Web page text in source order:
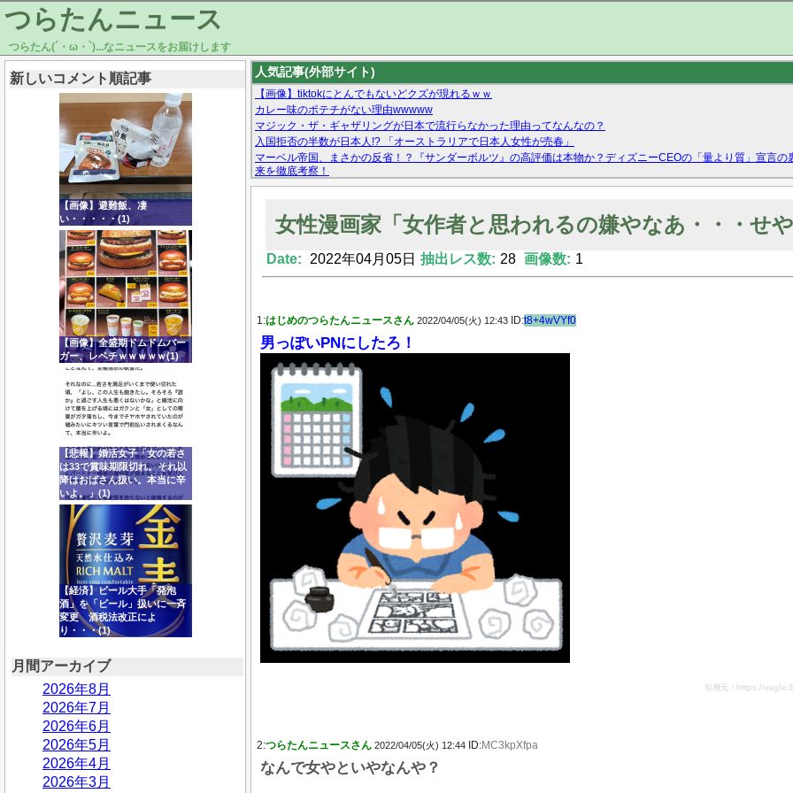
つらたんニュース
つらたん(´・ω・`)...なニュースをお届けします
新しいコメント順記事
【画像】避難飯、凄
い・・・・・(1)
【画像】全盛期ドムドムバー
ガー、レベチｗｗｗｗｗ(1)
【悲報】婚活女子「女の若さ
は33で賞味期限切れ。それ以
降はおばさん扱い。本当に辛
いよ。」(1)
【経済】ビール大手「発泡
酒」を「ビール」扱いに一斉
変更 酒税法改正によ
り・・・(1)
月間アーカイブ
2026年8月
2026年7月
2026年6月
2026年5月
2026年4月
2026年3月
人気記事(外部サイト)
【画像】tiktokにとんでもないどクズが現れるｗｗ
カレー味のポテチがない理由wwwww
マジック・ザ・ギャザリングが日本で流行らなかった理由ってなんなの？
入国拒否の半数が日本人!? 「オーストラリアで日本人女性が売春」
マーベル帝国、まさかの反省！？『サンダーボルツ』の高評価は本物か？ディズニーCEOの「量より質」宣言
来を徹底考察！
【モー娘。石田亜佑美】ファーストテイク出演も新規獲得ならず？北川莉央が1位に
女性漫画家「女作者と思われるの嫌やなあ・・・せや
Date: 2022年04月05日 抽出レス数: 28 画像数: 1
1:はじめのつらたんニュースさん 2022/04/05(火) 12:43 ID:t8+4wVYf0
男っぽいPNにしたろ！
引用元：https://
2:つらたんニュースさん 2022/04/05(火) 12:44 ID:MC3kpXfpa
なんで女やといやなんや？